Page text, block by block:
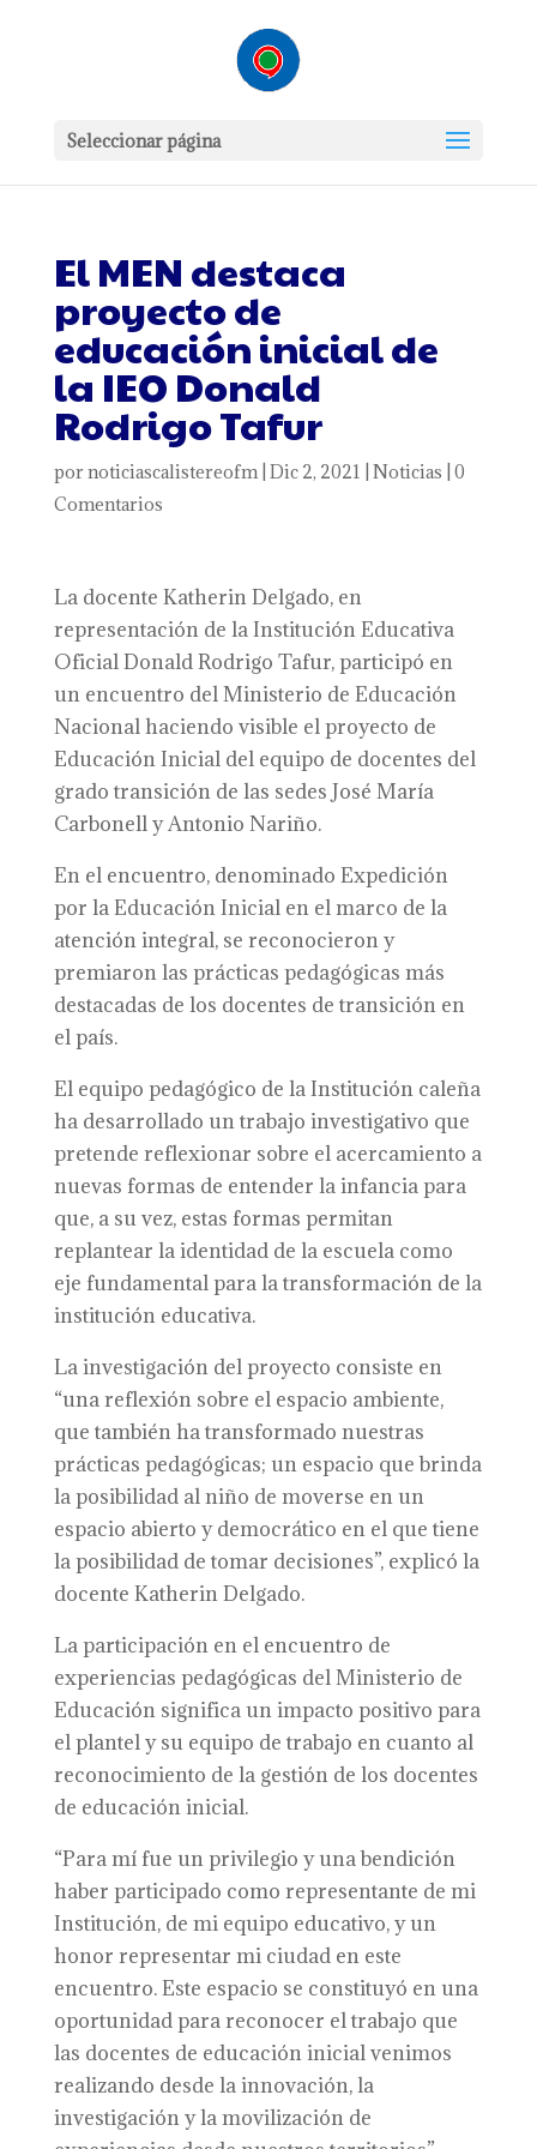
Seleccionar página
El MEN destaca
proyecto de
educación inicial de
la IEO Donald
Rodrigo Tafur
por noticiascalistereofm| Dic 2, 2021 Noticias 0
Comentarios
La docente Katherin Delgado, en
representación de la Institución Educativa
Oficial Donald Rodrigo Tafur, participó en
un encuentro del Ministerio de Educación
Nacional haciendo visible el proyecto de
Educación Inicial del equipo de docentes del
grado transición de las sedes José María
Carbonell y Antonio Nariño.
En el encuentro, denominado Expedición
por la Educación Inicial en el marco de la
atención integral, se reconocieron y
premiaron las prácticas pedagógicas más
destacadas de los docentes de transición en
el país.
El equipo pedagógico de la Institución caleña
ha desarrollado un trabajo investigativo que
pretende reflexionar sobre el acercamiento a
nuevas formas de entender la infancia para
que, a su vez, estas formas permitan
replantear la identidad de la escuela como
eje fundamental para la transformación de la
institución educativa.
La investigación del proyecto consiste en
“una reflexión sobre el espacio ambiente,
que también ha transformado nuestras
prácticas pedagógicas; un espacio que brinda
la posibilidad al niño de moverse en un
espacio abierto y democrático en el que tiene
la posibilidad de tomar decisiones”, explicó la
docente Katherin Delgado.
La participación en el encuentro de
experiencias pedagógicas del Ministerio de
Educación significa un impacto positivo para
el plantel y su equipo de trabajo en cuanto al
reconocimiento de la gestión de los docentes
de educación inicial.
“Para mí fue un privilegio y una bendición
haber participado como representante de mi
Institución, de mi equipo educativo, y un
honor representar mi ciudad en este
encuentro. Este espacio se constituyó en una
oportunidad para reconocer el trabajo que
las docentes de educación inicial venimos
realizando desde la innovación, la
investigación y la movilización de